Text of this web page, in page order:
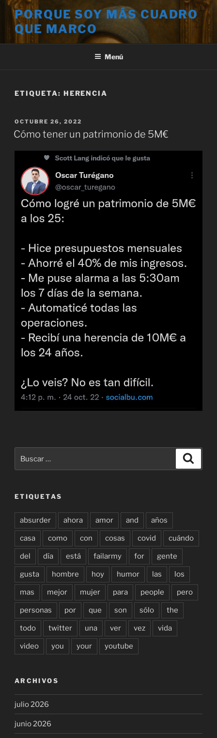
Saltar
contenido
PORQUE SOY MÁS CUADRO
QUE MARCO
Menú
ETIQUETA: HERENCIA
PUBLICADO
EL
OCTUBRE 26, 2022
Cómo tener un patrimonio de 5M€
ETIQUETAS
absurder ahora amor and años
casa como con cosas covid cuándo
del día está failarmy for gente
gusta hombre hoy humor las los
mas mejor mujer para people pero
personas por que son sólo the
todo twitter una ver vez vida
video you your youtube
ARCHIVOS
julio 2026
junio 2026